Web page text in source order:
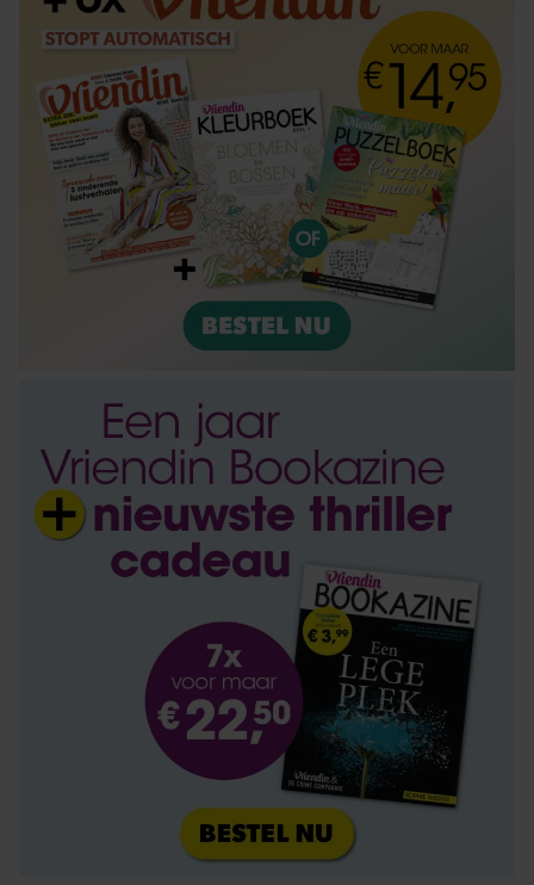
informatie over uw gebruik van onze site met onze
partners voor social media, adverteren en analyse. Deze
partners kunnen deze gegevens combineren met andere
informatie die u aan ze heeft verstrekt of die ze hebben
verzameld op basis van uw gebruik van hun services. U
gaat akkoord met onze cookies als u onze website blijft
gebruiken.